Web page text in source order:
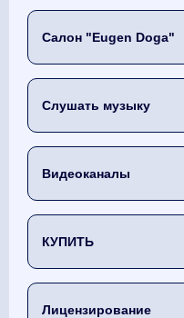
Салон "Eugen Doga"
Слушать музыку
Видеоканалы
КУПИТЬ
Лицензирование